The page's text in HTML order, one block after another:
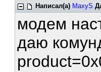
Написал(а) MaxyS
модем
даю